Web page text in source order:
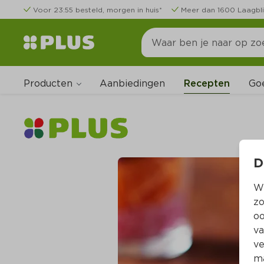
Voor 23:55 besteld, morgen in huis* Meer dan 1600
Producten Aanbiedingen Recepten